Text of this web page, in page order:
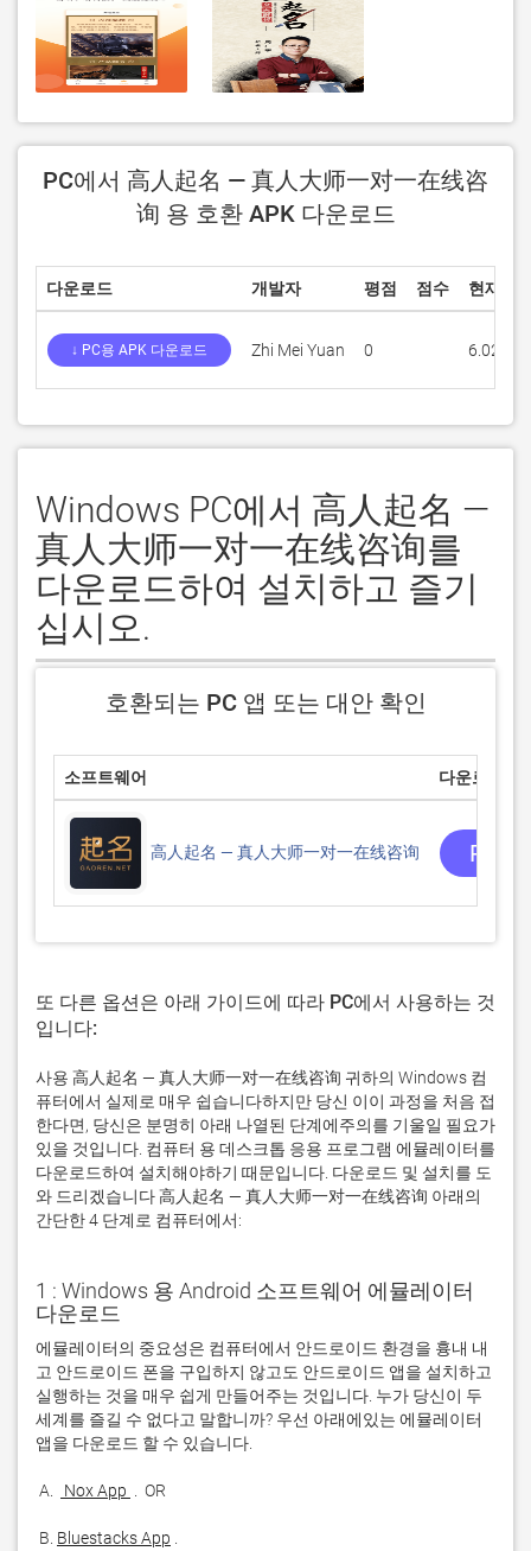
PC에서 高人起名 — 真人大师一对一在线咨
询 용 호환 APK 다운로드
다운로드 개발자 평점 점수 현재 버
↓ PC용 APK 다운로드 Zhi Mei Yuan 0 6.02
Windows PC에서 高人起名 —
真人大师一对一在线咨询를
다운로드하여 설치하고 즐기
십시오.
호환되는 PC 앱 또는 대안 확인
소프트웨어 다운로드
高人起名 — 真人大师一对一在线咨询 PC
또 다른 옵션은 아래 가이드에 따라 PC에서 사용하는 것
입니다:
사용 高人起名 — 真人大师一对一在线咨询 귀하의 Windows 컴
퓨터에서 실제로 매우 쉽습니다하지만 당신 이이 과정을 처음 접
한다면, 당신은 분명히 아래 나열된 단계에주의를 기울일 필요가
있을 것입니다. 컴퓨터 용 데스크톱 응용 프로그램 에뮬레이터를
다운로드하여 설치해야하기 때문입니다. 다운로드 및 설치를 도
와 드리겠습니다 高人起名 — 真人大师一对一在线咨询 아래의
간단한 4 단계로 컴퓨터에서:
1 : Windows 용 Android 소프트웨어 에뮬레이터
다운로드
에뮬레이터의 중요성은 컴퓨터에서 안드로이드 환경을 흉내 내
고 안드로이드 폰을 구입하지 않고도 안드로이드 앱을 설치하고
실행하는 것을 매우 쉽게 만들어주는 것입니다. 누가 당신이 두
세계를 즐길 수 없다고 말합니까? 우선 아래에있는 에뮬레이터
A. Nox App
B. Bluestacks App